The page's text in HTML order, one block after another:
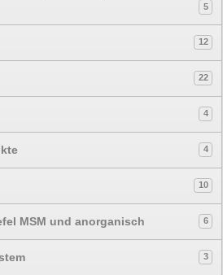
5
12
22
4
4
10
MSM und anorganisch 6
3